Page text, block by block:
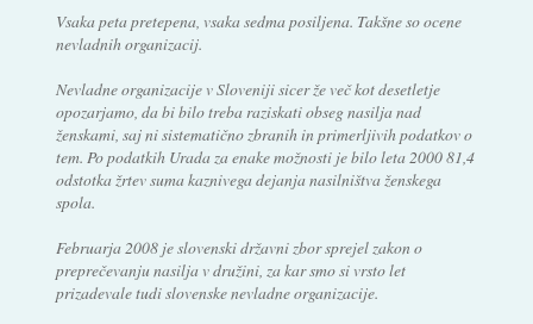
Vsaka peta pretepena, vsaka sedma posiljena. Takšne so ocene
nevladnih organizacij.
Nevladne organizacije v Sloveniji sicer že več kot desetletje
opozarjamo, da bi bilo treba raziskati obseg nasilja nad
ženskami, saj ni sistematično zbranih in primerljivih podatkov o
tem. Po podatkih Urada za enake možnosti je bilo leta 2000 81,4
odstotka žrtev suma kaznivega dejanja nasilništva ženskega
spola.
Februarja 2008 je slovenski državni zbor sprejel zakon o
preprečevanju nasilja v družini, za kar smo si vrsto let
prizadevale tudi slovenske nevladne organizacije.